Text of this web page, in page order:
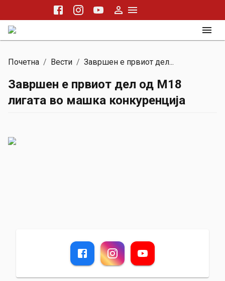
Почетна / Вести / Завршен е првиот дел...
Завршен е првиот дел од М18
лигата во машка конкуренција